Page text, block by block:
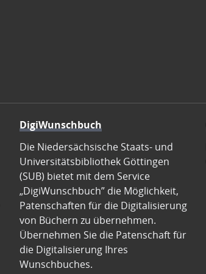
DigiWunschbuch
Die Niedersächsische Staats- und
Universitätsbibliothek Göttingen
(SUB) bietet mit dem Service
„DigiWunschbuch” die Möglichkeit,
Patenschaften für die Digitalisierung
von Büchern zu übernehmen.
Übernehmen Sie die Patenschaft für
die Digitalisierung Ihres
Wunschbuches.